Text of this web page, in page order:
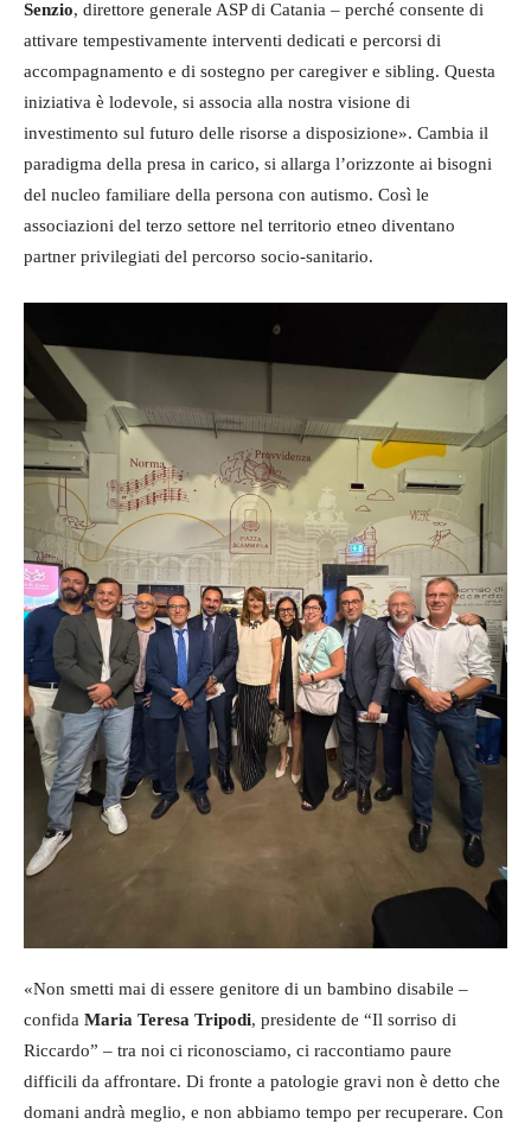
Senzio, direttore generale ASP di Catania – perché consente di
attivare tempestivamente interventi dedicati e percorsi di
accompagnamento e di sostegno per caregiver e sibling. Questa
iniziativa è lodevole, si associa alla nostra visione di
investimento sul futuro delle risorse a disposizione». Cambia il
paradigma della presa in carico, si allarga l’orizzonte ai bisogni
del nucleo familiare della persona con autismo. Così le
associazioni del terzo settore nel territorio etneo diventano
partner privilegiati del percorso socio-sanitario.
«Non smetti mai di essere genitore di un bambino disabile –
confida Maria Teresa Tripodi, presidente de “Il sorriso di
Riccardo” – tra noi ci riconosciamo, ci raccontiamo paure
difficili da affrontare. Di fronte a patologie gravi non è detto che
domani andrà meglio, e non abbiamo tempo per recuperare. Con